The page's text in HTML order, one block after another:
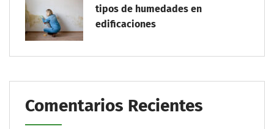
tipos de humedades en
edificaciones
Comentarios Recientes